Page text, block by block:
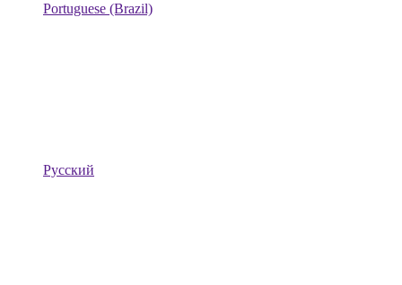
Portuguese (Brazil)
Русский